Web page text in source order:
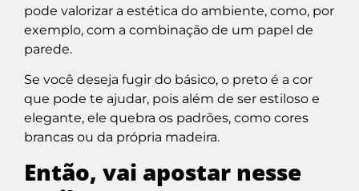
pode valorizar a estética do ambiente, como, por
exemplo, com a combinação de um papel de
parede.
Se você deseja fugir do básico, o preto é a cor
que pode te ajudar, pois além de ser estiloso e
elegante, ele quebra os padrões, como cores
brancas ou da própria madeira.
Então, vai apostar nesse